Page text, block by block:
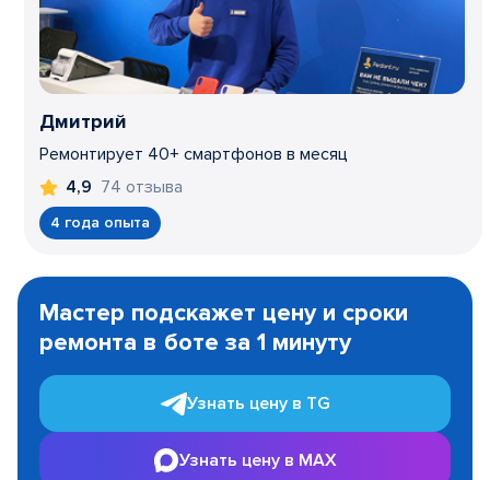
Дмитрий
Ремонтирует 40+ смартфонов в месяц
4,9 74 отзыва
4 года опыта
1
Мастер подскажет цену и сроки
ремонта в боте за 1 минуту
Узнать цену в TG
Узнать цену в MAX